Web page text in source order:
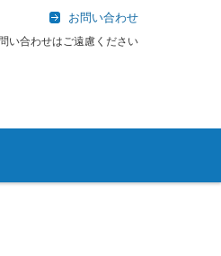
お問い合わせ
い合わせはご遠慮ください